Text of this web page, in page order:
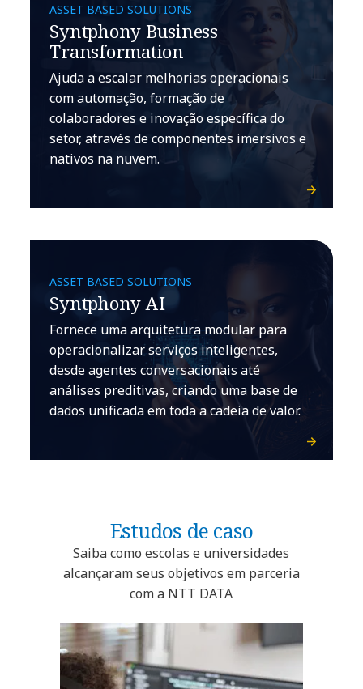
ASSET BASED SOLUTIONS
Syntphony Business
Transformation
Ajuda a escalar melhorias operacionais
com automação, formação de
colaboradores e inovação específica do
setor, através de componentes imersivos e
nativos na nuvem.
ASSET BASED SOLUTIONS
Syntphony AI
Fornece uma arquitetura modular para
operacionalizar serviços inteligentes,
desde agentes conversacionais até
análises preditivas, criando uma base de
dados unificada em toda a cadeia de valor.
Estudos de caso
Saiba como escolas e universidades
alcançaram seus objetivos em parceria
com a NTT DATA